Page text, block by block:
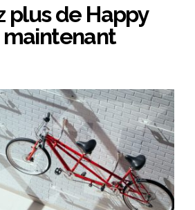
plus de Happy